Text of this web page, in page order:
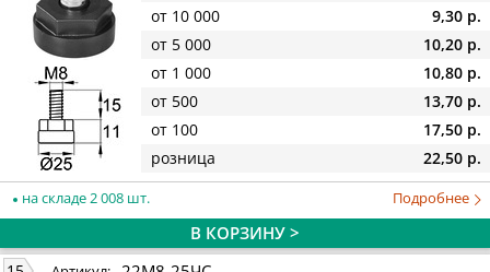
от 10 000
9,30 р.
от 5 000
10,20 р.
от 1 000
10,80 р.
от 500
13,70 р.
от 100
17,50 р.
розница
22,50 р.
на складе 2 008 шт. Подробнее
В КОРЗИНУ >